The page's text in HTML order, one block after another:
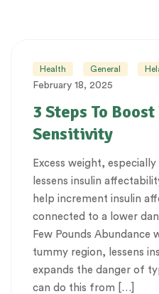
Health General
February 18, 2025
3 Steps To
Sensitivity
Excess weight,
lessens insulin
help increment insulin
connected to a lower
Few Pounds
tummy region, lessens
expands the danger of
can do this from […]